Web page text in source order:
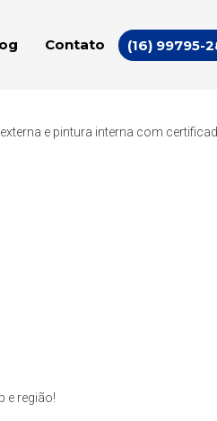
Contato (16) 99795-
e pintura interna com
e região!